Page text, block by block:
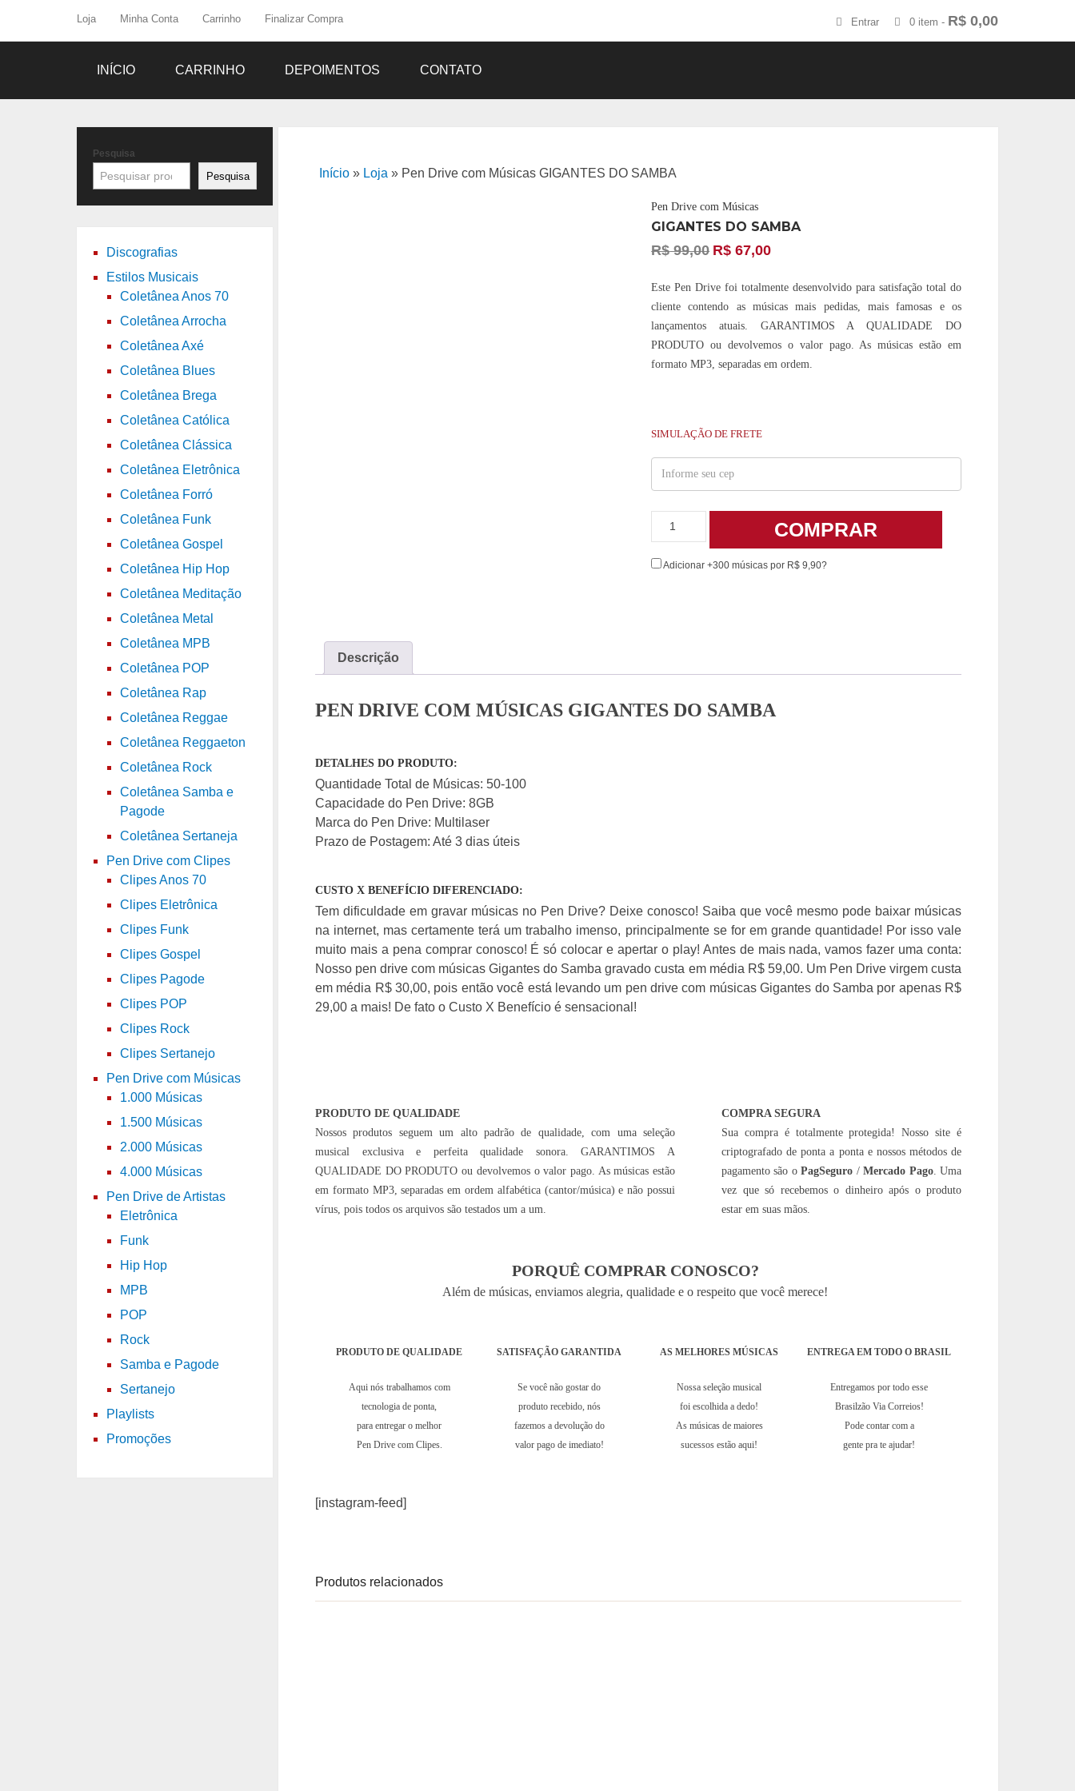
Loja Minha Conta Carrinho Finalizar Compra Entrar 0 item - R$ 0,00
INÍCIO CARRINHO DEPOIMENTOS CONTATO
Início » Loja » Pen Drive com Músicas GIGANTES DO SAMBA
Pen Drive com Músicas
GIGANTES DO SAMBA
R$99,00 R$ 67,00
Este Pen Drive foi totalmente desenvolvido para satisfação total do
cliente contendo as músicas mais pedidas, mais famosas e os
lançamentos atuais. GARANTIMOS A QUALIDADE DO
PRODUTO ou devolvemos o valor pago. As músicas estão em
formato MP3, separadas em ordem.
SIMULAÇÃO DE FRETE
COMPRAR
Adicionar +300 músicas por R$ 9,90?
Descrição
PEN DRIVE COM MÚSICAS GIGANTES DO SAMBA
DETALHES DO PRODUTO:
Quantidade Total de Músicas: 50-100
Capacidade do Pen Drive: 8GB
Marca do Pen Drive: Multilaser
Prazo de Postagem: Até 3 dias úteis
CUSTO X BENEFÍCIO DIFERENCIADO:
Tem dificuldade em gravar músicas no Pen Drive? Deixe conosco! Saiba que você mesmo pode baixar músicas
na internet, mas certamente terá um trabalho imenso, principalmente se for em grande quantidade! Por isso vale
muito mais a pena comprar conosco! É só colocar e apertar o play! Antes de mais nada, vamos fazer uma conta:
Nosso pen drive com músicas Gigantes do Samba gravado custa em média R$ 59,00. Um Pen Drive virgem custa
em média R$ 30,00, pois então você está levando um pen drive com músicas Gigantes do Samba por apenas R$
29,00 a mais! De fato o Custo X Benefício é sensacional!
PRODUTO DE QUALIDADE
Nossos produtos seguem um alto padrão de qualidade, com uma seleção
musical exclusiva e perfeita qualidade sonora. GARANTIMOS A
QUALIDADE DO PRODUTO ou devolvemos o valor pago. As músicas estão
em formato MP3, separadas em ordem alfabética (cantor/música) e não possui
vírus, pois todos os arquivos são testados um a um.
COMPRA SEGURA
Sua compra é totalmente protegida! Nosso site é
criptografado de ponta a ponta e nossos métodos de
pagamento são oPagSeguro /Mercado Pago. Uma
vez que só recebemos o dinheiro após o produto
estar em suas mãos.
PORQUÊ COMPRAR CONOSCO?
Além de músicas, enviamos alegria, qualidade e o respeito que você merece!
PRODUTO DE QUALIDADE
Aqui nós trabalhamos com
tecnologia de ponta,
para entregar o melhor
Pen Drive com Clipes.
SATISFAÇÃO GARANTIDA
Se você não gostar do
produto recebido, nós
fazemos a devolução do
valor pago de imediato!
AS MELHORES MÚSICAS
Nossa seleção musical
foi escolhida a dedo!
As músicas de maiores
sucessos estão aqui!
ENTREGA EM TODO O BRASIL
Entregamos por todo esse
Brasilzão Via Correios!
Pode contar com a
gente pra te ajudar!
[instagram-feed]
Produtos relacionados
Pesquisa
Pesquisa
Discografias
Estilos Musicais
Coletânea Anos 70
Coletânea Arrocha
Coletânea Axé
Coletânea Blues
Coletânea Brega
Coletânea Católica
Coletânea Clássica
Coletânea Eletrônica
Coletânea Forró
Coletânea Funk
Coletânea Gospel
Coletânea Hip Hop
Coletânea Meditação
Coletânea Metal
Coletânea MPB
Coletânea POP
Coletânea Rap
Coletânea Reggae
Coletânea Reggaeton
Coletânea Rock
Coletânea Samba e
Pagode
Coletânea Sertaneja
Pen Drive com Clipes
Clipes Anos 70
Clipes Eletrônica
Clipes Funk
Clipes Gospel
Clipes Pagode
Clipes POP
Clipes Rock
Clipes Sertanejo
Pen Drive com Músicas
1.000 Músicas
1.500 Músicas
2.000 Músicas
4.000 Músicas
Pen Drive de Artistas
Eletrônica
Funk
Hip Hop
MPB
POP
Rock
Samba e Pagode
Sertanejo
Playlists
Promoções